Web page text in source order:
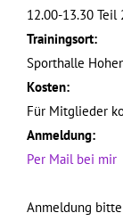
12.00-13.30 Teil
Trainingsort:
Sporthalle
Kosten:
Für Mitglieder
Anmeldung:
Per Mail bei mir
Anmeldung